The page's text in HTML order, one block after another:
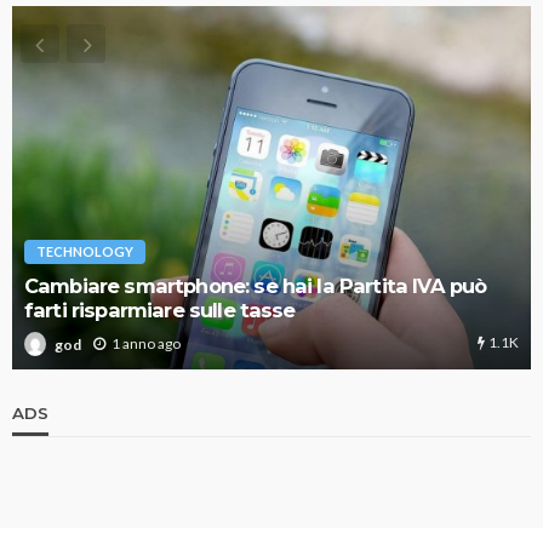
TECHNOLOGY
Cambiare smartphone: se hai la Partita IVA può
farti risparmiare sulle tasse
god 1 anno ago 1.1K
ADS